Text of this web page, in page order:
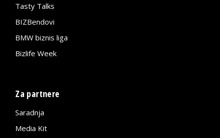
Tasty Talks
BIZBendovi
BMW biznis liga
Bizlife Week
Za partnere
Saradnja
Media Kit